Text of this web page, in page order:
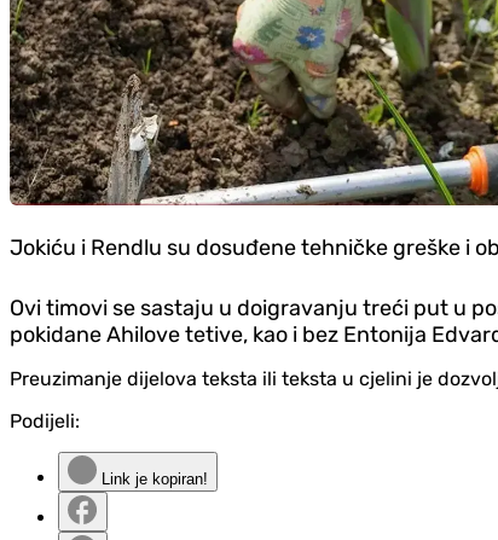
Jokiću i Rendlu su dosuđene tehničke greške i
Ovi timovi se sastaju u doigravanju treći put u
pokidane Ahilove tetive, kao i bez Entonija
Preuzimanje dijelova teksta ili teksta u cjelini je
Podijeli:
Link je kopiran!